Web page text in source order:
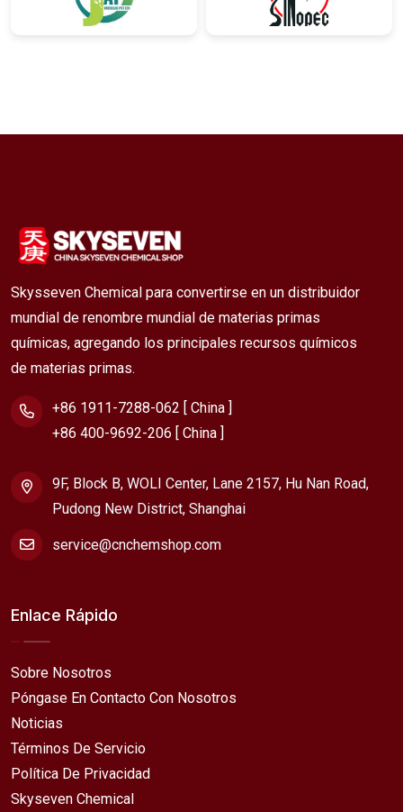
Skysseven Chemical para convertirse en un distribuidor
mundial de renombre mundial de materias primas
químicas, agregando los principales recursos químicos
de materias primas.
+86 1911-7288-062 [ China ]
+86 400-9692-206 [ China ]
9F, Block B, WOLI Center, Lane 2157, Hu Nan Road,
Pudong New District, Shanghai
service@cnchemshop.com
Enlace Rápido
Sobre Nosotros
Póngase En Contacto Con Nosotros
Noticias
Términos De Servicio
Política De Privacidad
Skyseven Chemical